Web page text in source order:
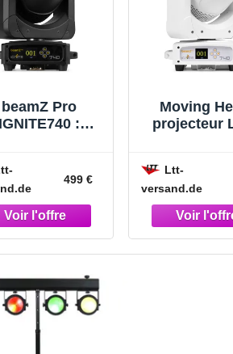
beamZ Pro
IGNITE740 :
et zoom, 7 x
W - Moving
Washer
499 €
Moving
projecteur
avec
Moving
Ltt-
versand.de